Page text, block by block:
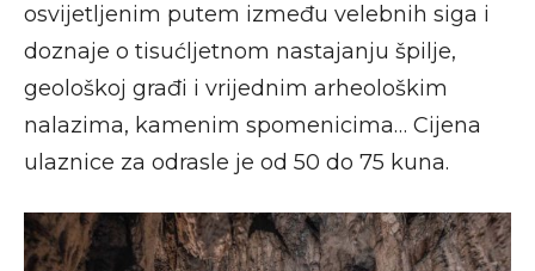
osvijetljenim putem između velebnih siga i
doznaje o tisućljetnom nastajanju špilje,
geološkoj građi i vrijednim arheološkim
nalazima, kamenim spomenicima… Cijena
ulaznice za odrasle je od 50 do 75 kuna.